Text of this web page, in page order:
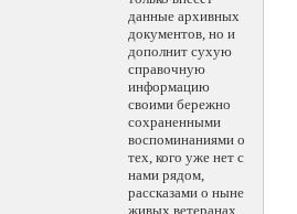
данные архивных
документов, но и
дополнит сухую
справочную
информацию
своими бережно
сохраненными
воспоминаниями о
тех, кого уже нет с
нами рядом,
рассказами о ныне
живых ветеранах,